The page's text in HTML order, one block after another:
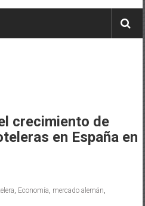
crecimiento de
en España en
, Economía, mercado alemán,